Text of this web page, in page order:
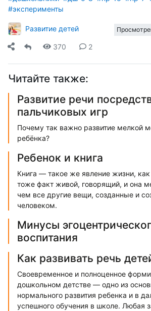
#эксперименты
Развитие детей
370 2
Читайте также:
Развитие речи
пальчиковых игр
Почему так важно развитие мелкой
ребёнка?
Ребенок и книга
Книга — такое же явление жизни,
тоже факт живой, говорящий, и она
чем все другие вещи, созданные и
человеком.
Минусы
воспитания
Как развивать речь
Своевременное и полноценное
дошкольном детстве — одно из
нормального развития ребенка и в
успешного обучения в школе. Любая